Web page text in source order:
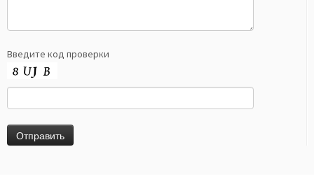
Введите код проверки